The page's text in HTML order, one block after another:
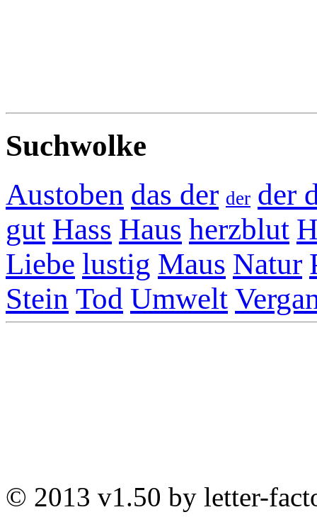
Suchwolke
Austoben das der der der
gut Hass Haus herzblut
Liebe lustig Maus Natur
Stein Tod Umwelt
© 2013 v1.50 by letter-